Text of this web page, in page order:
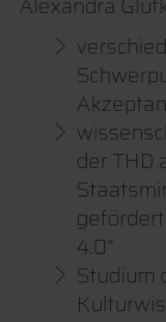
der THD
4.0“
Studium